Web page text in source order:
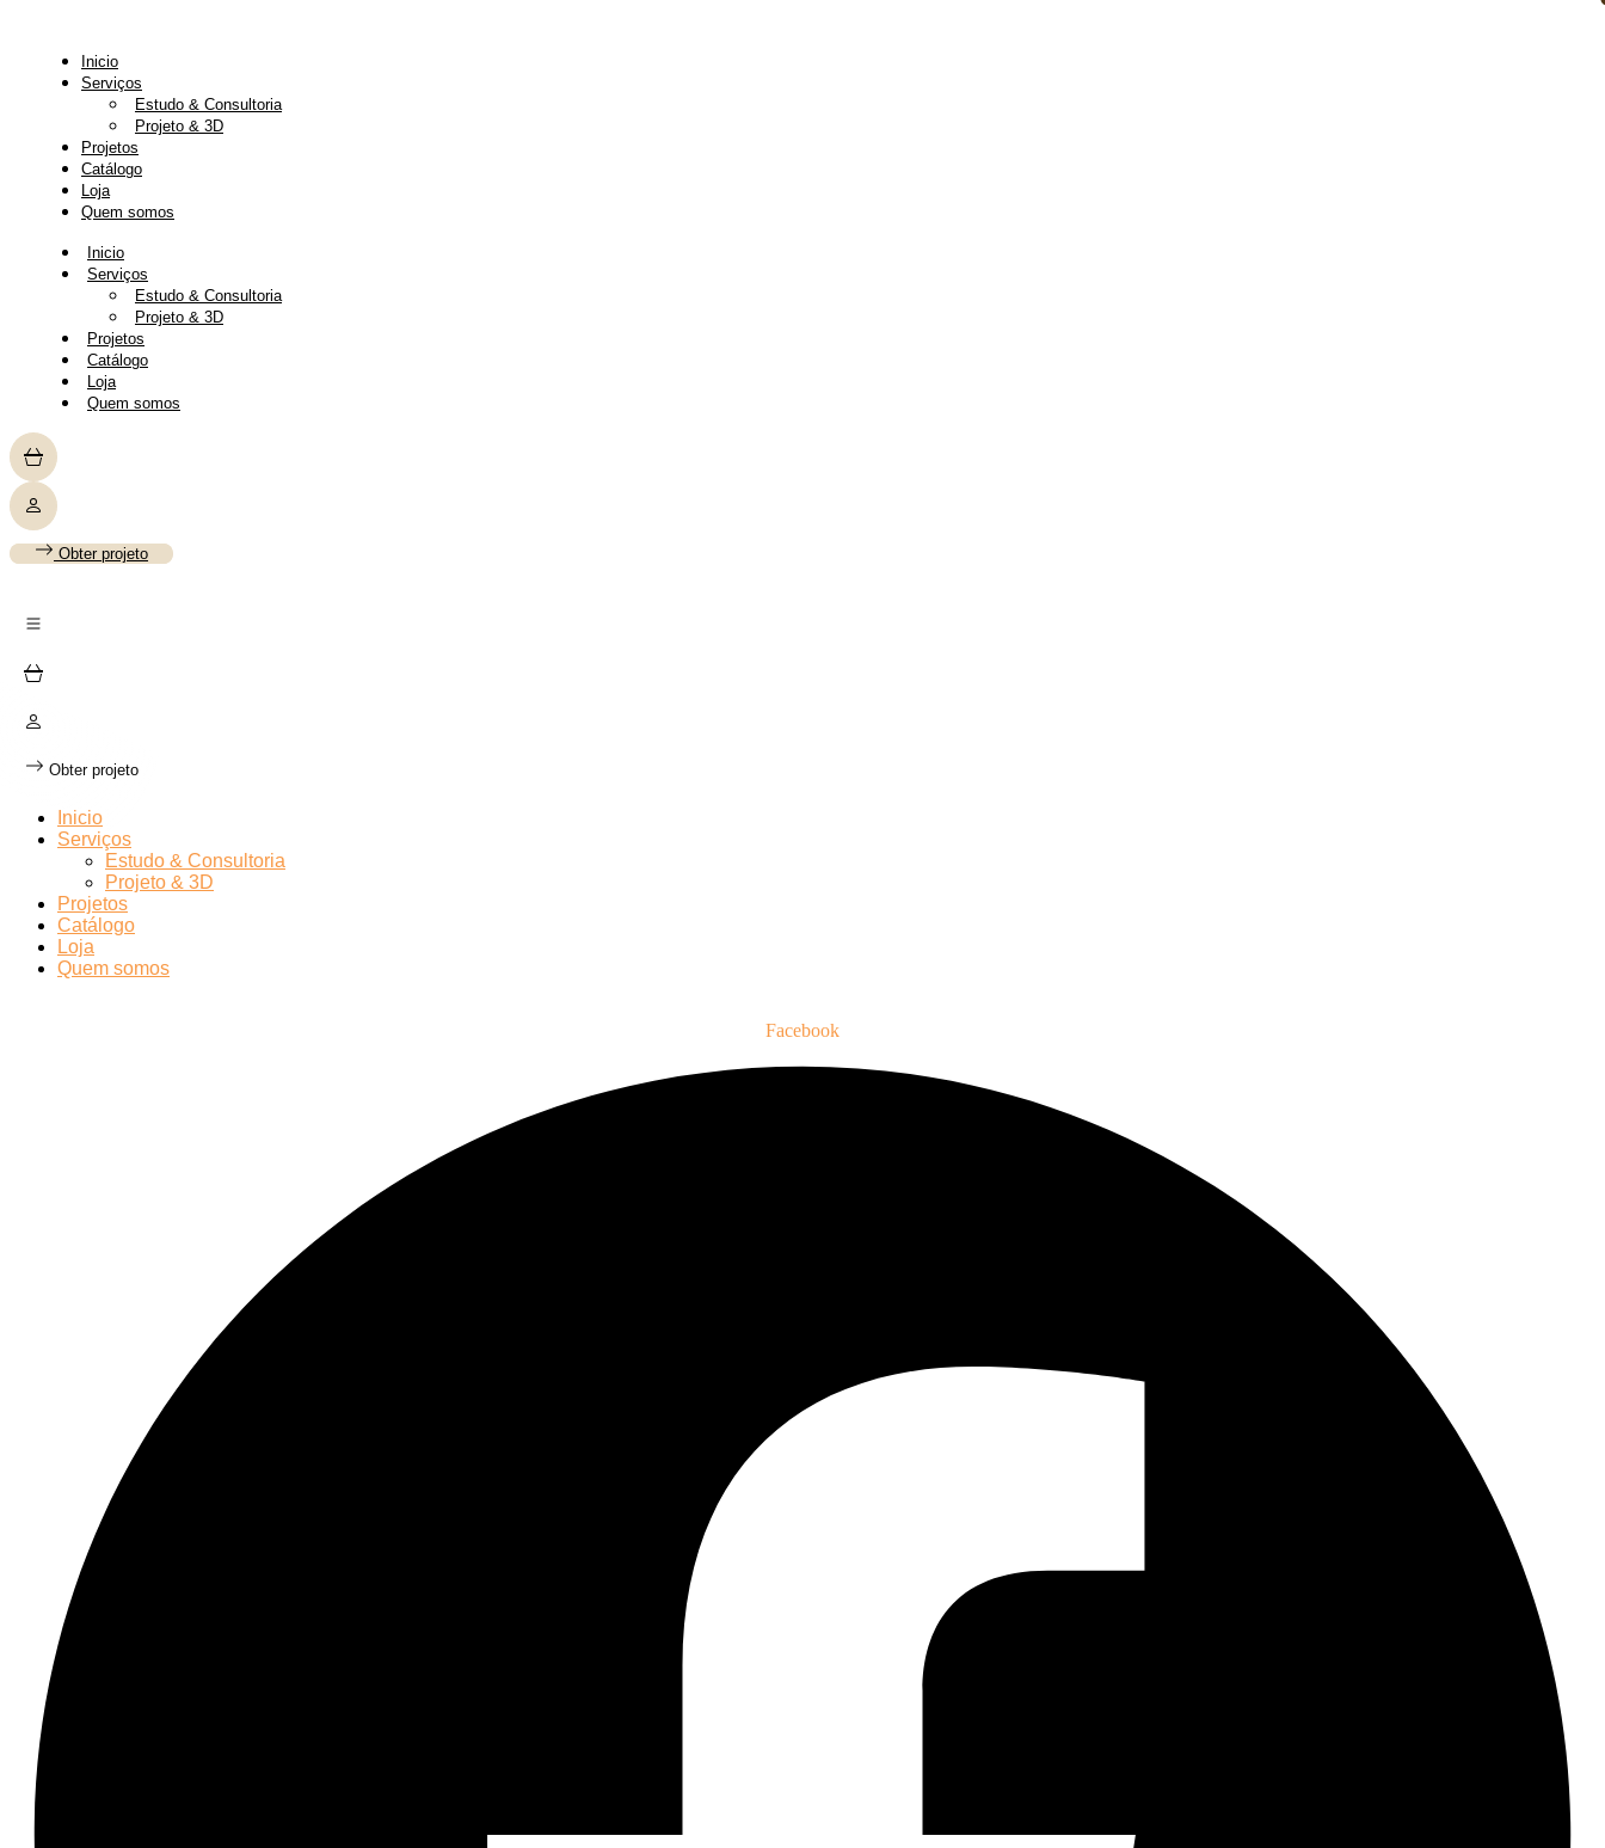
conteúdo
Inicio
Serviços
Estudo & Consultoria
Projeto & 3D
Projetos
Catálogo
Loja
Quem somos
Inicio
Serviços
Estudo & Consultoria
Projeto & 3D
Projetos
Catálogo
Loja
Quem somos
Obter projeto
Obter projeto
Inicio
Serviços
Estudo & Consultoria
Projeto & 3D
Projetos
Catálogo
Loja
Quem somos
Facebook